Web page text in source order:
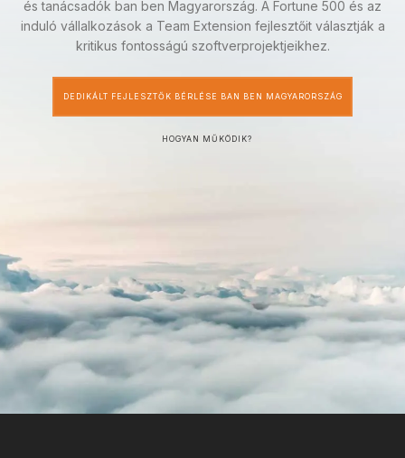
és tanácsadók ban ben Magyarország. A Fortune 500 és az
induló vállalkozások a Team Extension fejlesztőit választják a
kritikus fontosságú szoftverprojektjeikhez.
DEDIKÁLT FEJLESZTŐK BÉRLÉSE BAN BEN MAGYARORSZÁG
HOGYAN MŰKÖDIK?